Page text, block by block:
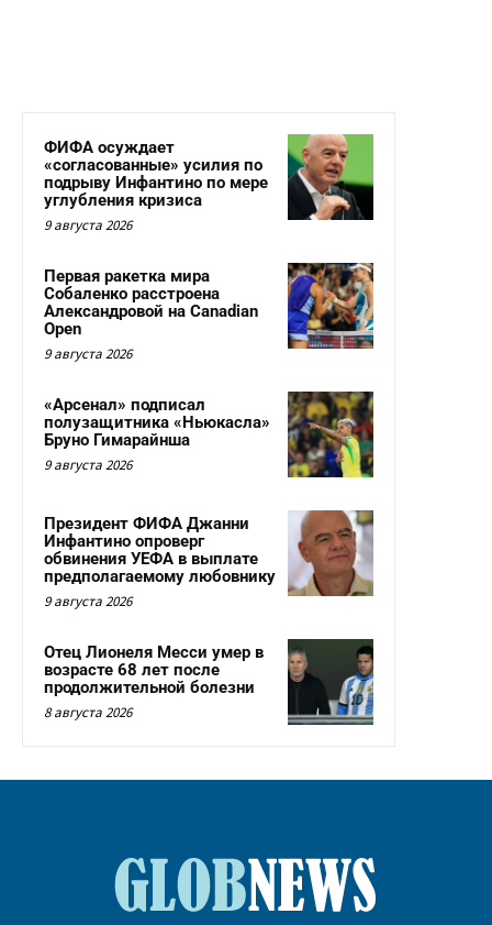
ФИФА осуждает
«согласованные» усилия по
подрыву Инфантино по мере
углубления кризиса
9 августа 2026
Первая ракетка мира
Собаленко расстроена
Александровой на Canadian
Open
9 августа 2026
«Арсенал» подписал
полузащитника «Ньюкасла»
Бруно Гимарайнша
9 августа 2026
Президент ФИФА Джанни
Инфантино опроверг
обвинения УЕФА в выплате
предполагаемому любовнику
9 августа 2026
Отец Лионеля Месси умер в
возрасте 68 лет после
продолжительной болезни
8 августа 2026